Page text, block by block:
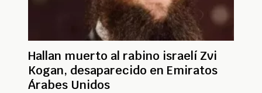
Hallan muerto al rabino israelí Zvi
Kogan, desaparecido en Emiratos
Árabes Unidos